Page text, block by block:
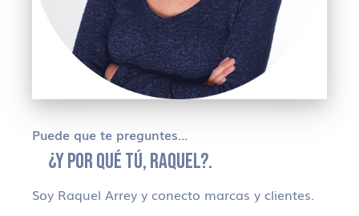
Puede que te preguntes…
¿Y POR QUÉ TÚ, RAQUEL?.
Soy Raquel Arrey y conecto marcas y clientes.